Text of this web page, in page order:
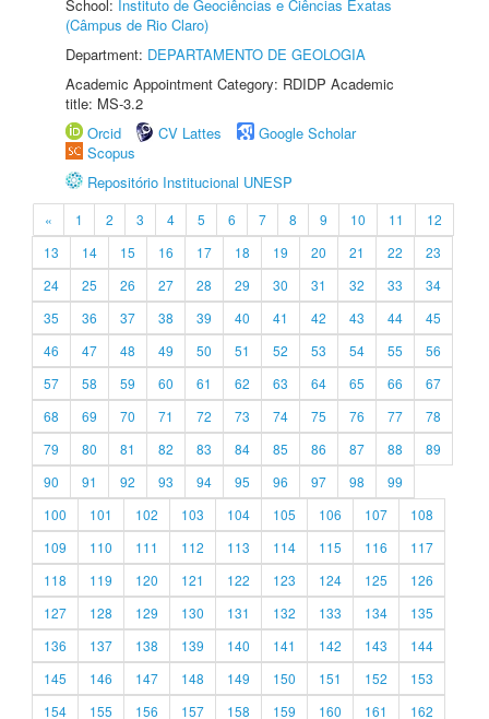
School: Instituto de Geociências e Ciências Exatas
(Câmpus de Rio Claro)
Department: DEPARTAMENTO DE GEOLOGIA
Academic Appointment Category: RDIDP Academic
title: MS-3.2
Orcid
CV Lattes
Google Scholar
Scopus
Repositório Institucional UNESP
« 1 2 3 4 5 6 7 8 9 10 11
12
13
14 15 16 17 18 19 20 21 22
23
24
25 26 27 28 29 30 31 32 33
34
35
36 37 38 39 40 41 42 43 44
45
46
47 48 49 50 51 52 53 54 55
56
57
58 59 60 61 62 63 64 65 66
67
68
69 70 71 72 73 74 75 76 77
78
79
80 81 82 83 84 85 86 87 88
89
90
91 92 93 94 95 96 97 98
99
100
101 102 103 104 105 106 107
108
109
110 111 112 113 114 115 116
117
118
119 120 121 122 123 124 125
126
127
128 129 130 131 132 133 134
135
136
137 138 139 140 141 142 143
144
145
146 147 148 149 150 151 152
153
154
155 156 157 158 159 160 161
162